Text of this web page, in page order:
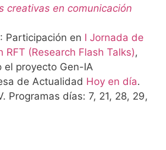
creativas en comunicación
Participación en I Jornada de
RFT (Research Flash Talks),
el proyecto Gen-IA
de Actualidad Hoy en día.
Programas días: 7, 21, 28, 29,